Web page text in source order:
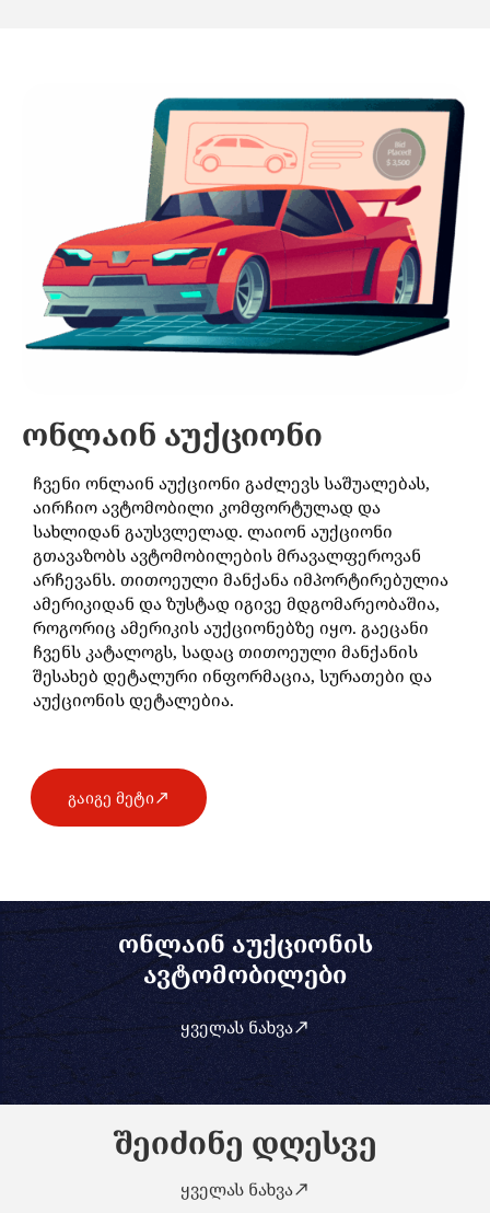
ონლაინ აუქციონი
ჩვენი ონლაინ აუქციონი გაძლევს საშუალებას,
აირჩიო ავტომობილი კომფორტულად და
სახლიდან გაუსვლელად. ლაიონ აუქციონი
გთავაზობს ავტომობილების მრავალფეროვან
არჩევანს. თითოეული მანქანა იმპორტირებულია
ამერიკიდან და ზუსტად იგივე მდგომარეობაშია,
როგორიც ამერიკის აუქციონებზე იყო. გაეცანი
ჩვენს კატალოგს, სადაც თითოეული მანქანის
შესახებ დეტალური ინფორმაცია, სურათები და
აუქციონის დეტალებია.
გაიგე მეტი
ონლაინ აუქციონის
ავტომობილები
ყველას ნახვა
შეიძინე დღესვე
ყველას ნახვა